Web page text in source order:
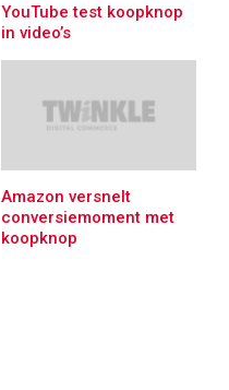
YouTube test koopknop
in video’s
Amazon versnelt
conversiemoment met
koopknop